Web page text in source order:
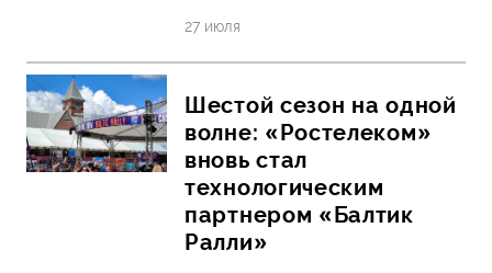
27 июля
Шестой сезон на одной
волне: «Ростелеком»
вновь стал
технологическим
партнером «Балтик
Ралли»